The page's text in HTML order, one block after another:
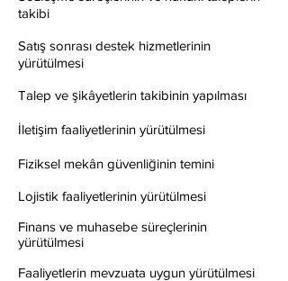
takibi
Satış sonrası destek hizmetlerinin
yürütülmesi
Talep ve şikâyetlerin takibinin yapılması
İletişim faaliyetlerinin yürütülmesi
Fiziksel mekân güvenliğinin temini
Lojistik faaliyetlerinin yürütülmesi
Finans ve muhasebe süreçlerinin
yürütülmesi
Faaliyetlerin mevzuata uygun yürütülmesi